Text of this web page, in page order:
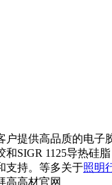
户提供高品质的电子
和SIGR 1125导热硅
支持。等多关于照明
高高材官网